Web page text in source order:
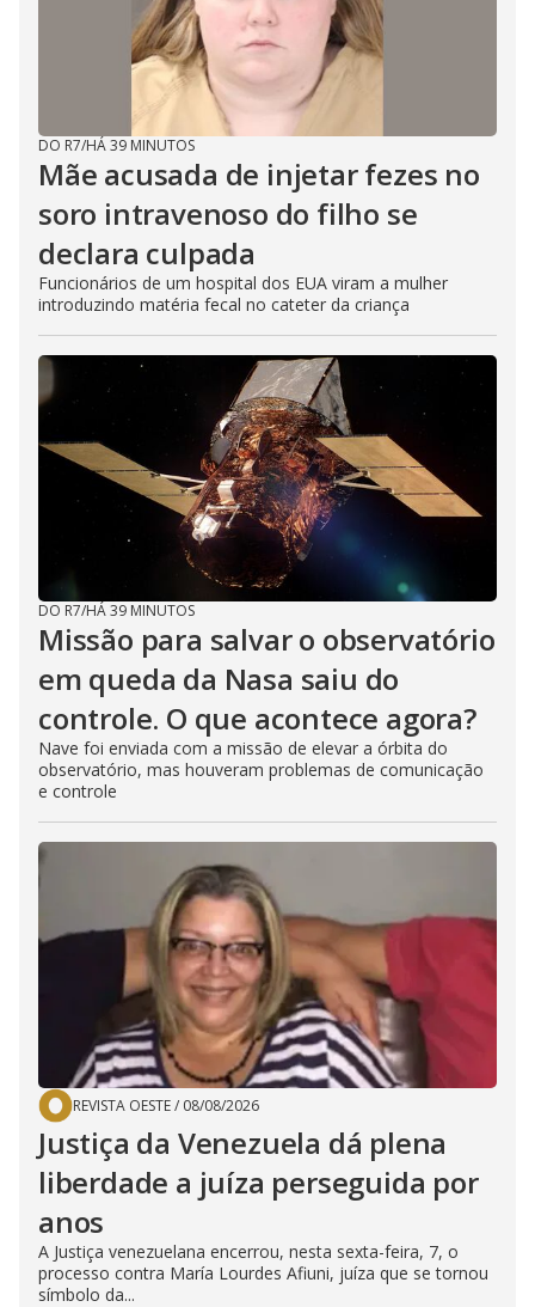
DO R7/HÁ 39 MINUTOS
Mãe acusada de injetar fezes no
soro intravenoso do filho se
declara culpada
Funcionários de um hospital dos EUA viram a mulher
introduzindo matéria fecal no cateter da criança
DO R7/HÁ 39 MINUTOS
Missão para salvar o observatório
em queda da Nasa saiu do
controle. O que acontece agora?
Nave foi enviada com a missão de elevar a órbita do
observatório, mas houveram problemas de comunicação
e controle
REVISTA OESTE/ 08/08/2026
Justiça da Venezuela dá plena
liberdade a juíza perseguida por
anos
A Justiça venezuelana encerrou, nesta sexta-feira, 7, o
processo contra María Lourdes Afiuni, juíza que se tornou
símbolo da...